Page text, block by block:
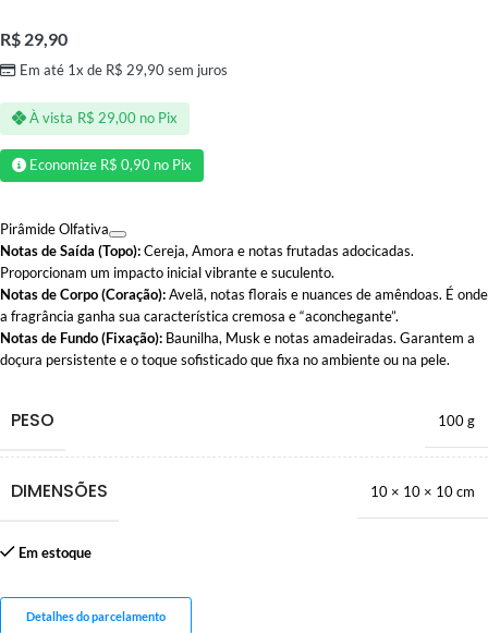
R$ 29,90
Em até 1x de R$ 29,90sem juros
À vista R$ 29,00 no Pix
Economize R$ 0,90 no Pix
Pirâmide Olfativa
Notas de Saída (Topo):Cereja, Amora e notas frutadas adocicadas.
Proporcionam um impacto inicial vibrante e suculento.
Notas de Corpo (Coração):Avelã, notas florais e nuances de amêndoas. É onde
a fragrância ganha sua característica cremosa e “aconchegante”.
Notas de Fundo (Fixação): Baunilha, Musk e notas amadeiradas. Garantem a
doçura persistente e o toque sofisticado que fixa no ambiente ou na pele.
PESO 100 g
DIMENSÕES 10 × 10 × 10 cm
Em estoque
Detalhes do parcelamento